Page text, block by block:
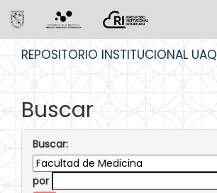
REPOSITORIO INSTITUCIONAL UAQ
Buscar
Buscar:
por